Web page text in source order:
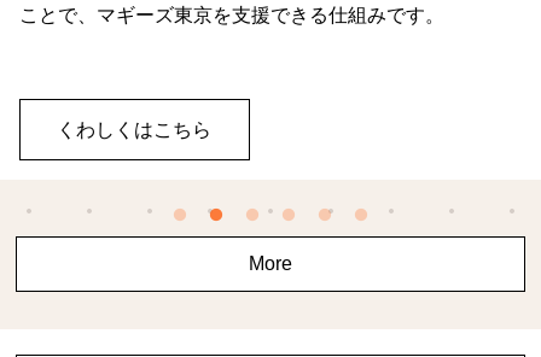
ことで、マギーズ東京を支援できる仕組みです。
くわしくはこちら
More